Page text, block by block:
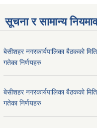
सूचना र सामान्य
बे‍‍सीशहर नगरकार्यपालिका बैठककाे
गतेका निर्णयहरु
बे‍‍सीशहर नगरकार्यपालिका बैठककाे
गतेका निर्णयहरु